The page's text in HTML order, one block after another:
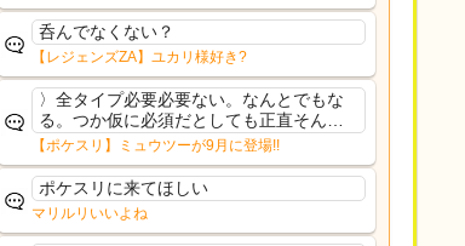
呑んでなくない？
【レジェンズZA】ユカリ様好き?
〉全タイプ必要必要ない。なんとでもな
る。つか仮に必須だとしても正直そんな
もんに付き合う気は無い。運営は時間の
リソースを甘く見すぎなのよ。ポケスリ
やったことないやろうなと思ってる。〉
ラピスEX最短二年後...
【ポケスリ】ミュウツーが9月に登場!!
ポケスリに来てほしい
マリルリいいよね